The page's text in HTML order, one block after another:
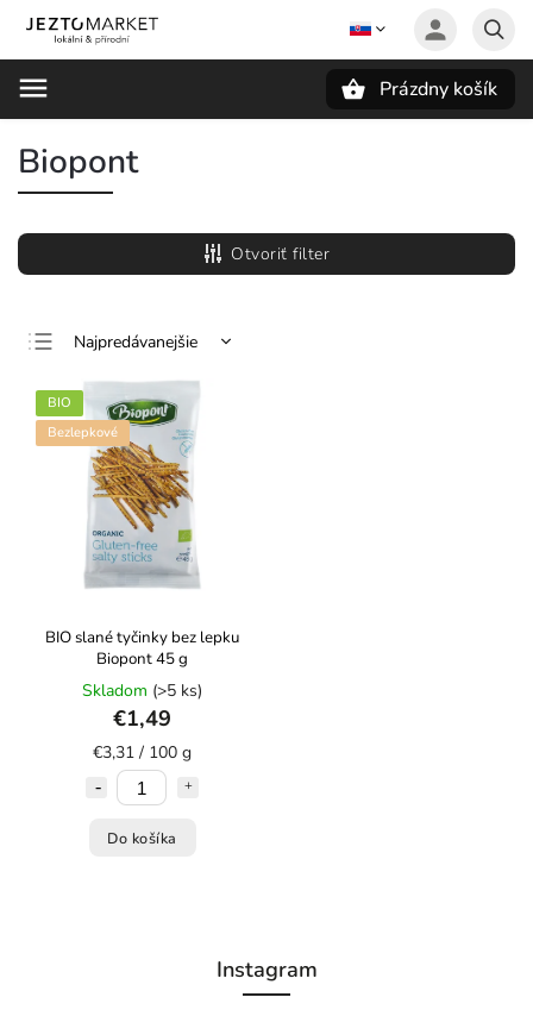
Prázdny košík
Biopont
Otvoriť filter
Najpredávanejšie
Najlacnejšie
Najdrahšie
Abecedne
BIO
Bezlepkové
BIO slané tyčinky bez lepku
Biopont 45 g
Skladom (>5 ks)
€1,49
€3,31 / 100 g
Do košíka
Instagram